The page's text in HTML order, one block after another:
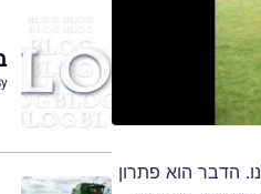
הדבר הוא פתרון